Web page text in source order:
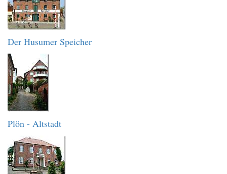
Der Husumer Speicher
Plön - Altstadt